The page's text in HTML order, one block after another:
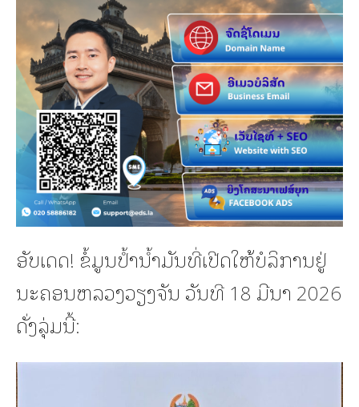
ອັບເດດ! ຂໍ້ມູນປ້ຳນ້ຳມັນທີ່ເປີດໃຫ້ບໍລິການຢູ່
ນະຄອນຫລວງວຽງຈັນ ວັນທີ 18 ມີນາ 2026
ດັ່ງລຸ່ມນີ້: